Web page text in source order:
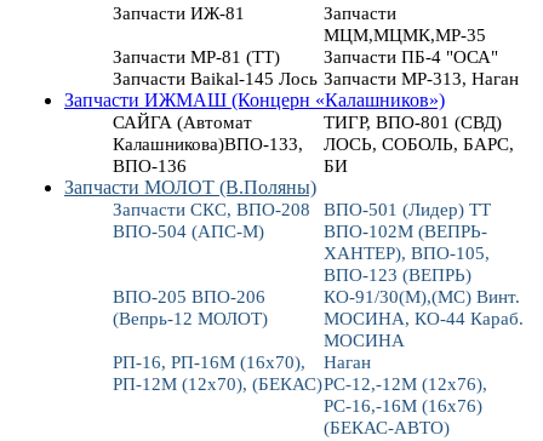
Запчасти ИЖ-81
Запчасти
МЦМ,МЦМК,МР-35
Запчасти МР-81 (ТТ)
Запчасти ПБ-4 "ОСА"
Запчасти Baikal-145 Лось Запчасти МР-313, Наган
Запчасти ИЖМАШ (Концерн «Калашников»)
САЙГА (Автомат
Калашникова)ВПО-133,
ВПО-136
ТИГР, ВПО-801 (СВД)
ЛОСЬ, СОБОЛЬ, БАРС,
БИ
Запчасти МОЛОТ (В.Поляны)
Запчасти СКС, ВПО-208
ВПО-501 (Лидер) ТТ
ВПО-504 (АПС-М)
ВПО-102М (ВЕПРЬ-
ХАНТЕР), ВПО-105,
ВПО-123 (ВЕПРЬ)
ВПО-205 ВПО-206
(Вепрь-12 МОЛОТ)
КО-91/30(М),(МС) Винт.
МОСИНА, КО-44 Караб.
МОСИНА
РП-16, РП-16М (16х70),
РП-12М (12х70), (БЕКАС)
Наган
РС-12,-12М (12х76),
РС-16,-16М (16х76)
(БЕКАС-АВТО)